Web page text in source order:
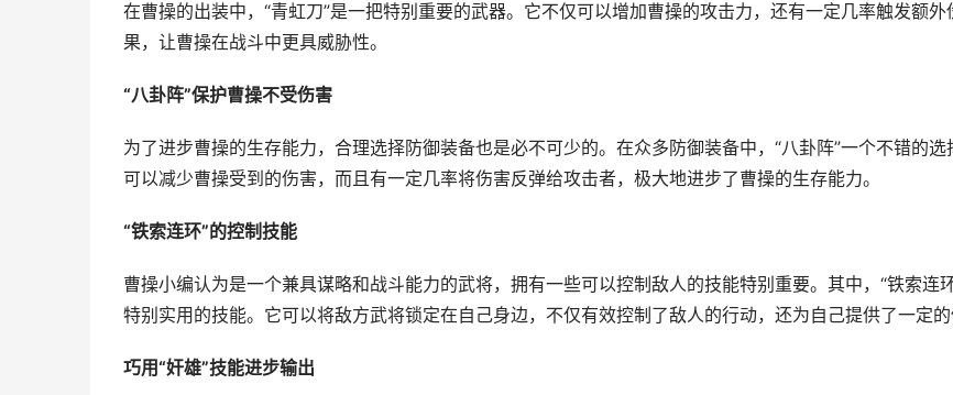
在曹操的出装中，“青虹刀”是一把特别重要的武器。它不仅可以增加曹操的攻击力，还有一定几率触发额外
果，让曹操在战斗中更具威胁性。
“八卦阵”保护曹操不受伤害
为了进步曹操的生存能力，合理选择防御装备也是必不可少的。在众多防御装备中，“八卦阵”一个不错的选
可以减少曹操受到的伤害，而且有一定几率将伤害反弹给攻击者，极大地进步了曹操的生存能力。
“铁索连环”的控制技能
曹操小编认为是一个兼具谋略和战斗能力的武将，拥有一些可以控制敌人的技能特别重要。其中，“铁索连
特别实用的技能。它可以将敌方武将锁定在自己身边，不仅有效控制了敌人的行动，还为自己提供了一定的
巧用“奸雄”技能进步输出